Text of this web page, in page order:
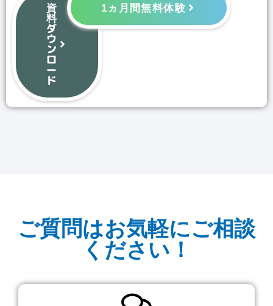
資
料
ダ
ウ
ン
ロ
ー
ド
1ヵ月間無料体験
ご質問はお気軽にご相談
ください！